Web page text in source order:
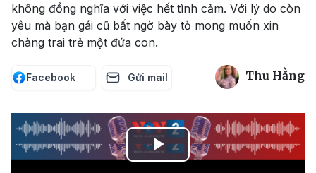
không đồng nghĩa với việc hết tình cảm. Với lý do còn
yêu mà bạn gái cũ bất ngờ bày tỏ mong muốn xin
chàng trai trẻ một đứa con.
Facebook Gửi mail Thu Hằng
Play